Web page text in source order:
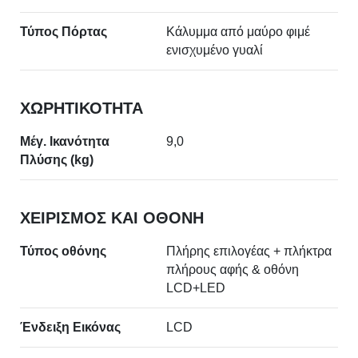
Τύπος Πόρτας
Κάλυμμα από μαύρο φιμέ
ενισχυμένο γυαλί
ΧΩΡΗΤΙΚΟΤΗΤΑ
Μέγ. Ικανότητα
Πλύσης (kg)
9,0
ΧΕΙΡΙΣΜΟΣ ΚΑΙ ΟΘΟΝΗ
Τύπος οθόνης
Πλήρης επιλογέας + πλήκτρα
πλήρους αφής & οθόνη
LCD+LED
Ένδειξη Εικόνας LCD